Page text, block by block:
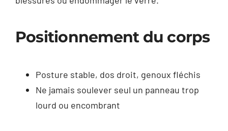
Positionnement du corps
Posture stable, dos droit, genoux fléchis
Ne jamais soulever seul un panneau trop
lourd ou encombrant